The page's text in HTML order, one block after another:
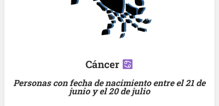
Cáncer
Personas con fecha de nacimiento entre el 21 de
junio y el 20 de julio